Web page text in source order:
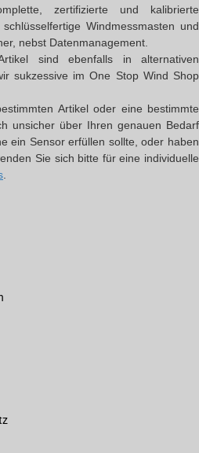
zertifizierte und kalibrierte
Windmessmasten und
nebst Datenmanagement.
sind ebenfalls in alternativen
sukzessive im One Stop Wind Shop
Artikel oder eine bestimmte
unsicher über Ihren genauen Bedarf
ein Sensor erfüllen sollte, oder haben
Sie sich bitte für eine individuelle